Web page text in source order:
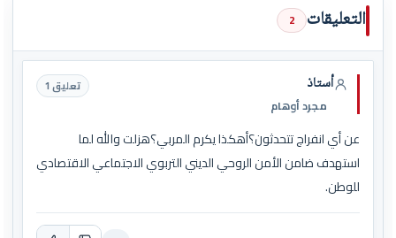
التعليقات 2
أستاذ
مجرد أوهام
تعليق 1
عن أي انفراج تتحدثون؟أهكذا يكرم المربي؟هزلت والله لما
استهدف ضامن الأمن الروحي الديني التربوي الاجتماعي الاقتصادي
للوطن.